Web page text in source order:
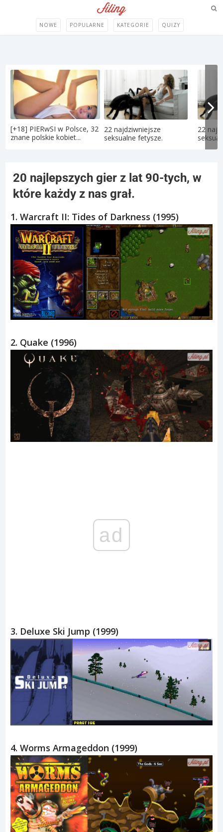
NOWE POPULARNE KATEGORIE QUIZY
[+18] PIERwSI w Polsce, 32
znane polskie kobiet...
22 najdziwniejsze
seksualne fetysze.
22
20 najlepszych gier z lat 90-tych, w
które każdy z nas grał.
1. Warcraft II: Tides of Darkness (1995)
2. Quake (1996)
ad
3. Deluxe Ski Jump (1999)
4. Worms Armageddon (1999)